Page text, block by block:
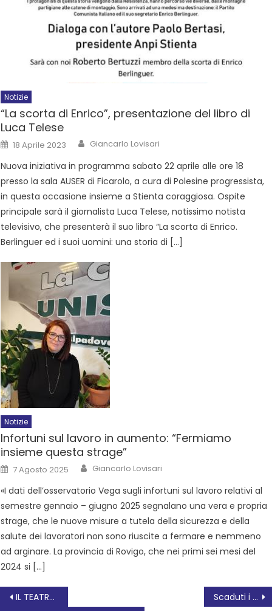
Notizie
“La scorta di Enrico”, presentazione del libro di
Luca Telese
18 Aprile 2023 Giancarlo Lovisari
Nuova iniziativa in programma sabato 22 aprile alle ore 18
presso la sala AUSER di Ficarolo, a cura di Polesine progressista,
in questa occasione insieme a Stienta coraggiosa. Ospite
principale sarà il giornalista Luca Telese, notissimo notista
televisivo, che presenterà il suo libro “La scorta di Enrico.
Berlinguer ed i suoi uomini: una storia di […]
Notizie
Infortuni sul lavoro in aumento: “Fermiamo
insieme questa strage”
7 Agosto 2025 Giancarlo Lovisari
«I dati dell’osservatorio Vega sugli infortuni sul lavoro relativi al
semestre gennaio – giugno 2025 segnalano una vera e propria
strage, che le nuove misure a tutela della sicurezza e della
salute dei lavoratori non sono riuscite a fermare e nemmeno
ad arginare. La provincia di Rovigo, che nei primi sei mesi del
2024 si […]
IL TEATRO SIETE VOI, alla sagra di San Bortolo a Rovigo Scaduti i termini per la presentazione delle liste dei candidati alle elezioni del 25 settembre.